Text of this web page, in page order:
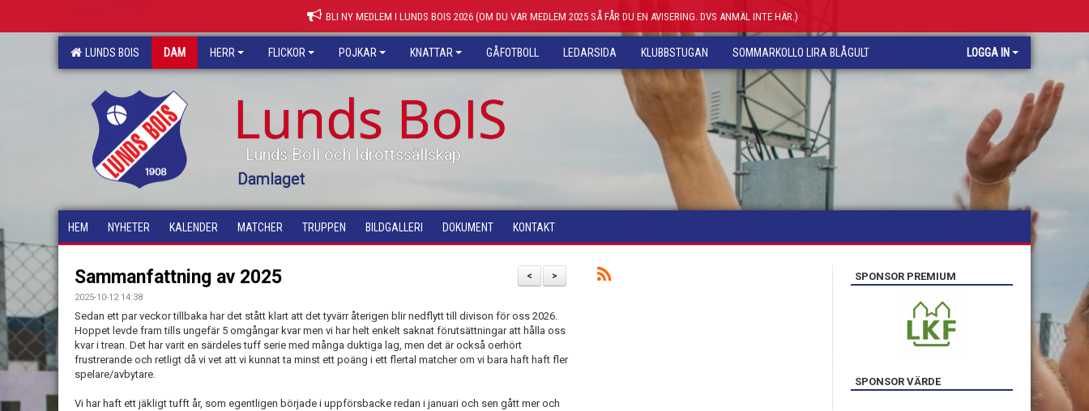
BLI NY MEDLEM I LUNDS BOIS 2026 (OM DU VAR MEDLEM 2025 SÅ FÅR DU EN AVISERING. DVS ANMÄL INTE HÄR.)
LUNDS BOIS DAM HERR FLICKOR POJKAR KNATTAR GÅFOTBOLL LEDARSIDA KLUBBSTUGAN SOMMARKOLLO LIRA BLÅGULT LOGGA IN
Lunds BoIS
Lunds Boll och Idrottssällskap
Damlaget
HEM NYHETER KALENDER MATCHER TRUPPEN BILDGALLERI DOKUMENT KONTAKT
>
<
Sammanfattning av 2025
2025-10-12 14:38
Sedan ett par veckor tillbaka har det stått klart att det tyvärr återigen blir nedflytt till divison för oss 2026.
Hoppet levde fram tills ungefär 5 omgångar kvar men vi har helt enkelt saknat förutsättningar att hålla oss
kvar i trean. Det har varit en särdeles tuff serie med många duktiga lag, men det är också oerhört
frustrerande och retligt då vi vet att vi kunnat ta minst ett poäng i ett flertal matcher om vi bara haft haft fler
spelare/avbytare.
Vi har haft ett jäkligt tufft år, som egentligen började i uppförsbacke redan i januari och sen gått mer och
SPONSOR PREMIUM
SPONSOR VÄRDE